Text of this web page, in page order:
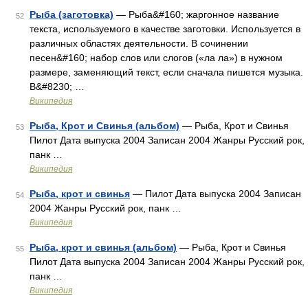
52 Рыба (заготовка) — Рыба&#160; жаргонное название
текста, используемого в качестве заготовки. Используется в
различных областях деятельности. В сочинении
песен&#160; набор слов или слогов («ла ла») в нужном
размере, заменяющий текст, если сначала пишется музыка.
В&#8230; …
Википедия
53 Рыба, Крот и Свинья (альбом) — Рыба, Крот и Свинья
Пилот Дата выпуска 2004 Записан 2004 Жанры Русский рок,
панк …
Википедия
54 Рыба, крот и свинья — Пилот Дата выпуска 2004 Записан
2004 Жанры Русский рок, панк …
Википедия
55 Рыба, крот и свинья (альбом) — Рыба, Крот и Свинья
Пилот Дата выпуска 2004 Записан 2004 Жанры Русский рок,
панк …
Википедия